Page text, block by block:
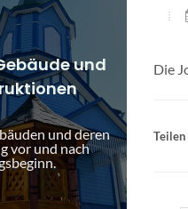
und
und deren
vor und nach
Objekte vor
Kriegsbeginn
anzeigen
Die
Teilen